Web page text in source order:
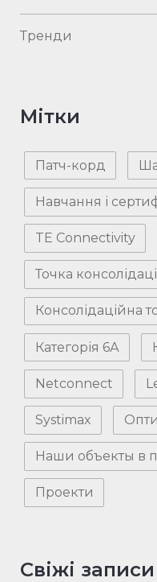
Тренди
Мітки
Патч-корд
Навчання і
TE Connectivity
Точка
Консолідаційна
Категорія 6А
Netconnect
Systimax
Наши объекты в
Проекти
Свіжі записи